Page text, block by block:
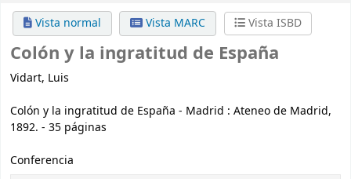
Vista normal
Vista MARC Vista ISBD
Colón y la ingratitud de España
Vidart, Luis
Colón y la ingratitud de España - Madrid : Ateneo de Madrid,
1892. - 35 páginas
Conferencia